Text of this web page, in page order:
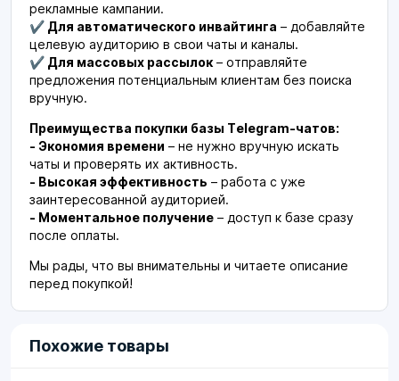
рекламные кампании.
✔ Для автоматического инвайтинга – добавляйте
целевую аудиторию в свои чаты и каналы.
✔ Для массовых рассылок – отправляйте
предложения потенциальным клиентам без поиска
вручную.
Преимущества покупки базы Telegram-чатов:
- Экономия времени – не нужно вручную искать
чаты и проверять их активность.
- Высокая эффективность – работа с уже
заинтересованной аудиторией.
- Моментальное получение – доступ к базе сразу
после оплаты.
Мы рады, что вы внимательны и читаете описание
перед покупкой!
Похожие товары